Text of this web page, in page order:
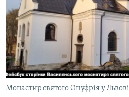
Монастир святого Онуфрія у Львові